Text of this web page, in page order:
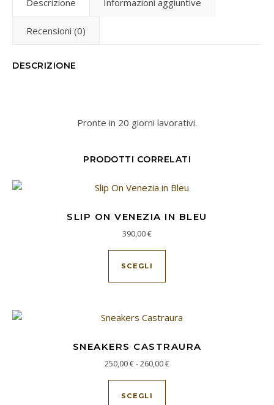
Recensioni (0)
DESCRIZIONE
Pronte in 20 giorni lavorativi.
PRODOTTI CORRELATI
SLIP ON VENEZIA IN BLEU
390,00€
SCEGLI
Questo prodotto ha più
SNEAKERS CASTRAURA
250,00€-260,00€Fascia di prezzo: da 250,00
SCEGLI
Questo prodotto ha più